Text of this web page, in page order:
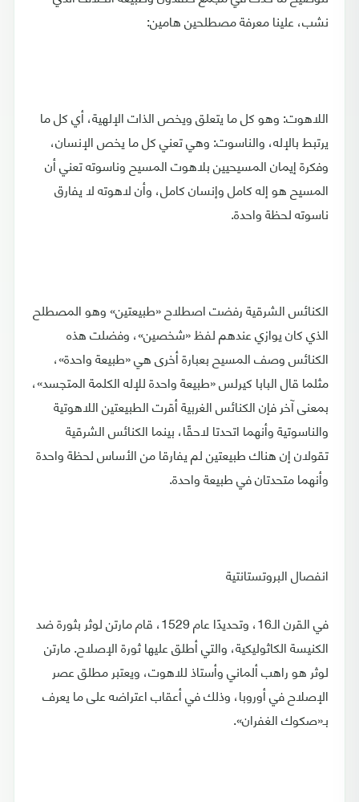
نشب، علينا معرفة مصطلحين هامين:
اللاهوت: وهو كل ما يتعلق ويخص الذات الإلهية، أي كل ما
يرتبط بالإله، والناسوت: وهي تعني كل ما يخص الإنسان،
وفكرة إيمان المسيحيين بلاهوت المسيح وناسوته تعني أن
المسيح هو إله كامل وإنسان كامل، وأن لاهوته لا يفارق
ناسوته لحظة واحدة.
الكنائس الشرقية رفضت اصطلاح «طبيعتين» وهو المصطلح
الذي كان يوازي عندهم لفظ «شخصين»، وفضلت هذه
الكنائس وصف المسيح بعبارة أخرى هي «طبيعة واحدة»،
مثلما قال البابا كيرلس «طبيعة واحدة للإله الكلمة المتجسد»،
بمعنى آخر فإن الكنائس الغربية أقرت الطبيعتين اللاهوتية
والناسوتية وأنهما اتحدتا لاحقًا، بينما الكنائس الشرقية
تقولان إن هناك طبيعتين لم يفارقا من الأساس لحظة واحدة
وأنهما متحدتان في طبيعة واحدة.
انفصال البروتستانتية
في القرن الـ16، وتحديدًا عام 1529، قام مارتن لوثر بثورة ضد
الكنيسة الكاثوليكية، والتي أطلق عليها ثورة الإصلاح. مارتن
لوثر هو راهب ألماني وأستاذ للاهوت، ويعتبر مطلق عصر
الإصلاح في أوروبا، وذلك في أعقاب اعتراضه على ما يعرف
بـ«صكوك الغفران».